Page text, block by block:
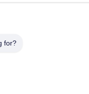
for?